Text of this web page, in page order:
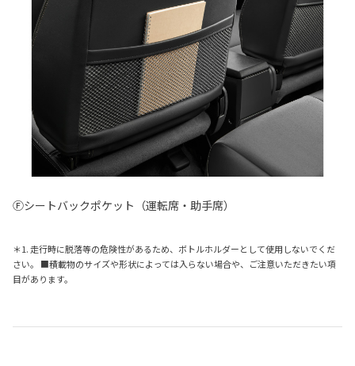
Ⓕシートバックポケット（運転席・助手席）
＊1. 走行時に脱落等の危険性があるため、ボトルホルダーとして使用しないでくだ
さい。 ■積載物のサイズや形状によっては入らない場合や、ご注意いただきたい項
目があります。